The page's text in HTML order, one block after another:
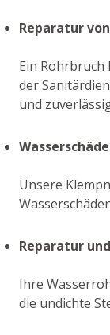
Reparatur
Ein Rohrbruch
der
und
Unsere
Reparatur
Ihre
die undichte